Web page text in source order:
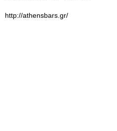
http://athensbars.gr/